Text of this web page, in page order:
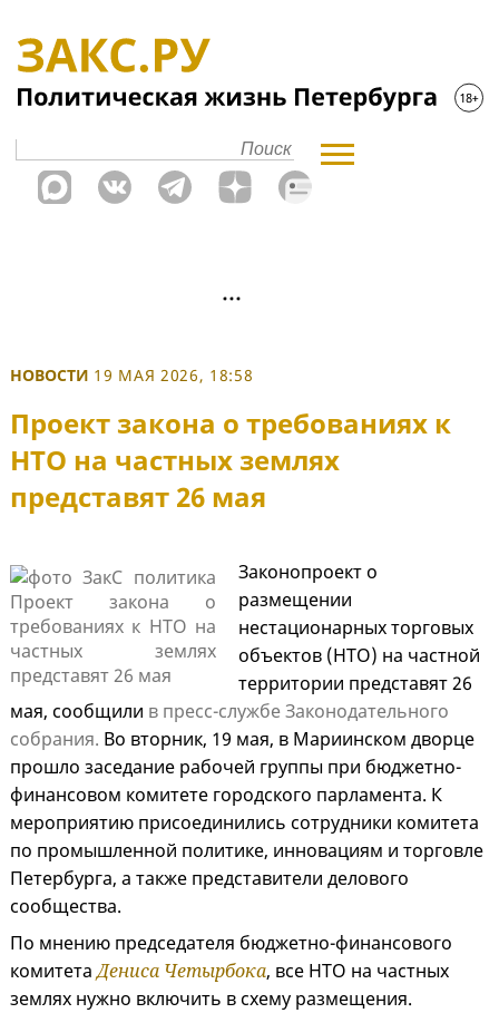
НОВОСТИ 19 МАЯ 2026, 18:58
Проект закона о требованиях к
НТО на частных землях
представят 26 мая
Законопроект о
размещении
нестационарных торговых
объектов (НТО) на частной
территории представят 26
мая, сообщили в пресс-службе Законодательного
собрания. Во вторник, 19 мая, в Мариинском дворце
прошло заседание рабочей группы при бюджетно-
финансовом комитете городского парламента. К
мероприятию присоединились сотрудники комитета
по промышленной политике, инновациям и торговле
Петербурга, а также представители делового
сообщества.
По мнению председателя бюджетно-финансового
комитетаДениса Четырбока, все НТО на частных
землях нужно включить в схему размещения.